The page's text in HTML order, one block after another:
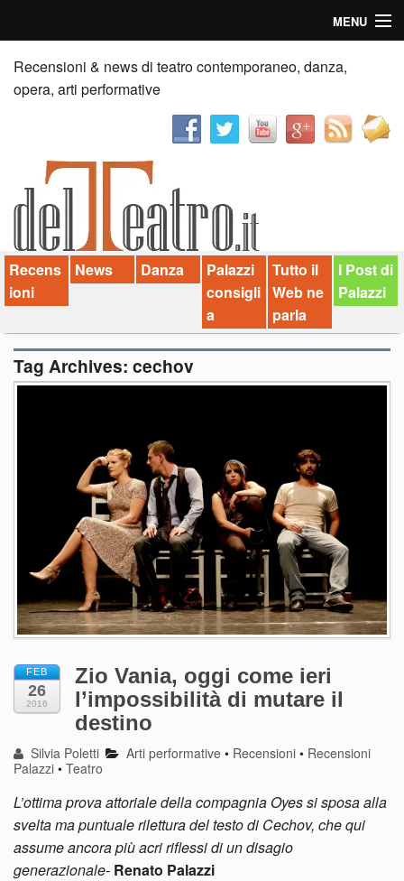
MENU
Home
Recensioni
News
Palazzi consiglia
Video
Chi siamo
Contatti
Recensioni & news di teatro contemporaneo, danza,
opera, arti performative
Recens
ioni
News Danza
Palazzi
consigli
a
Tutto il
Web ne
parla
I Post di
Palazzi
Tag Archives: cechov
FEB
26
2016
Zio Vania, oggi come ieri
l’impossibilità di mutare il
destino
Silvia Poletti Arti performative • Recensioni • Recensioni
Palazzi • Teatro
L’ottima prova attoriale della compagnia Oyes si sposa alla
svelta ma puntuale rilettura del testo di Cechov, che qui
assume ancora più acri riflessi di un disagio
generazionale- Renato Palazzi